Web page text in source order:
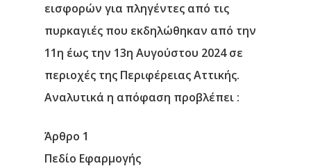
εισφορών για πληγέντες από τις
πυρκαγιές που εκδηλώθηκαν από την
11η έως την 13η Αυγούστου 2024 σε
περιοχές της Περιφέρειας Αττικής.
Αναλυτικά η απόφαση προβλέπει :
Άρθρο 1
Πεδίο Εφαρμογής